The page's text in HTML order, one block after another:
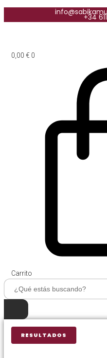
+34
0,00 € 0
Carrito
Search
...
RESULTADOS